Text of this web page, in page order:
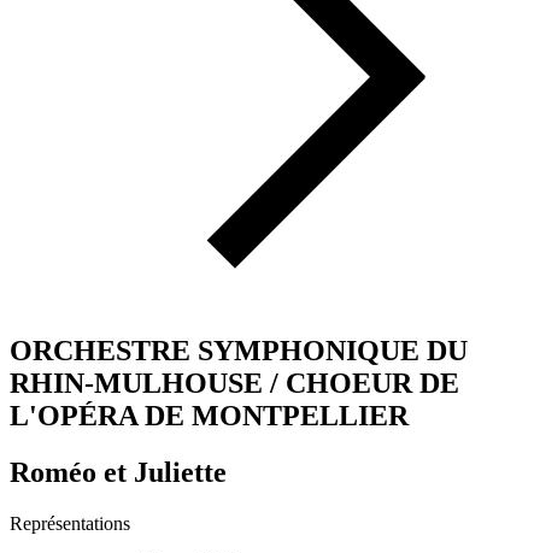
ORCHESTRE SYMPHONIQUE DU
RHIN-MULHOUSE / CHOEUR DE
L'OPÉRA DE MONTPELLIER
Roméo et Juliette
Représentations